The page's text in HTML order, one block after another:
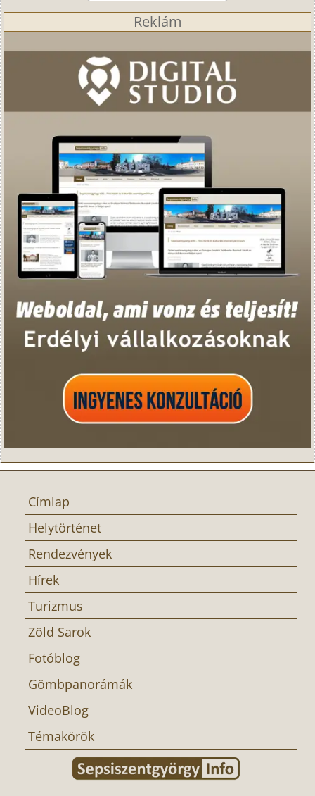
Reklám
Címlap
Helytörténet
Rendezvények
Hírek
Turizmus
Zöld Sarok
Fotóblog
Gömbpanorámák
VideoBlog
Témakörök